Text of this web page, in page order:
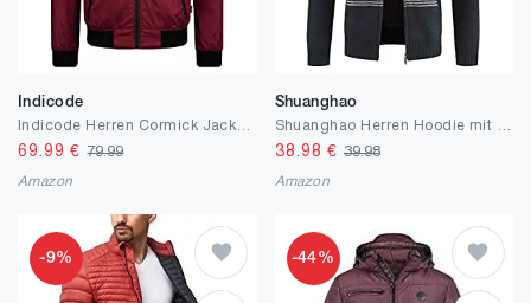
Indicode
69.99 €79.99
Amazon
Shuanghao
38.98 € 39.98
Amazon
-9% -44%